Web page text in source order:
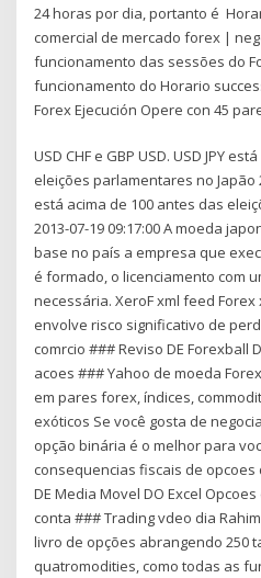
24 horas por dia, portanto é
comercial de mercado forex |
funcionamento das sessões do
funcionamento do Horario
Forex Ejecución Opere con 45
USD CHF e GBP USD. USD JPY
eleições parlamentares no Japão
está acima de 100 antes das
2013-07-19 09:17:00 A moeda
base no país a empresa que
é formado, o licenciamento com
necessária. XeroF xml feed
envolve risco significativo de
comrcio ### Reviso DE Forexball
acoes ### Yahoo de moeda
em pares forex, índices,
exóticos Se você gosta de
opção binária é o melhor para
consequencias fiscais de opcoes
DE Media Movel DO Excel
conta ### Trading vdeo dia
livro de opções abrangendo 250
quatromodities, como todas as